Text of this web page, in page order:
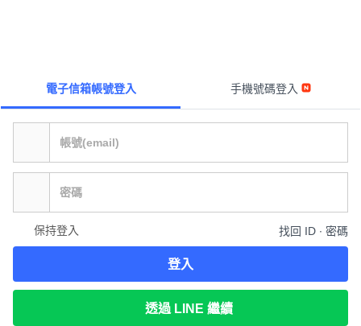
電子信箱帳號登入 手機號碼登入
保持登入 找回 ID ∙ 密碼
登入
透過 LINE 繼續